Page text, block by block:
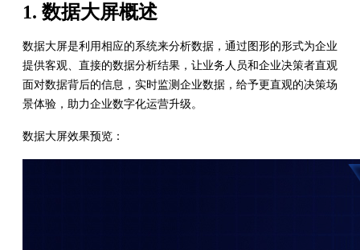
1. 数据大屏概述
数据大屏是利用相应的系统来分析数据，通过图形的形式为企业
提供客观、直接的数据分析结果，让业务人员和企业决策者直观
面对数据背后的信息，实时监测企业数据，给予更直观的决策场
景体验，助力企业数字化运营升级。
数据大屏效果预览：